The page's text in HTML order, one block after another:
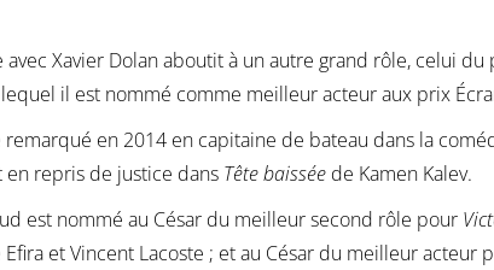
avec Xavier Dolan aboutit à un autre grand rôle, celui
il est nommé comme meilleur acteur aux prix
remarqué en 2014 en capitaine de bateau dans la
en repris de justice dans Tête baissée de Kamen Kalev.
est nommé au César du meilleur second rôle pour
Efira et Vincent Lacoste ; et au César du meilleur acteur